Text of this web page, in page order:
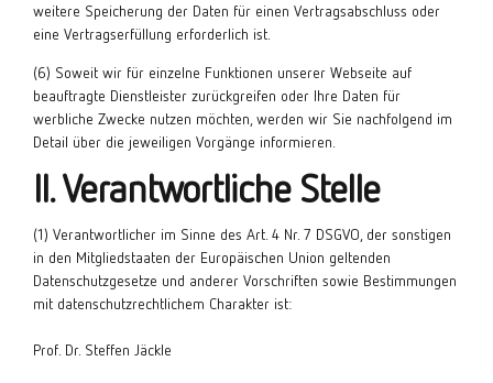
weitere Speicherung der Daten für einen Vertragsabschluss oder
eine Vertragserfüllung erforderlich ist.
(6) Soweit wir für einzelne Funktionen unserer Webseite auf
beauftragte Dienstleister zurückgreifen oder Ihre Daten für
werbliche Zwecke nutzen möchten, werden wir Sie nachfolgend im
Detail über die jeweiligen Vorgänge informieren.
II. Verantwortliche Stelle
(1) Verantwortlicher im Sinne des Art. 4 Nr. 7 DSGVO, der sonstigen
in den Mitgliedstaaten der Europäischen Union geltenden
Datenschutzgesetze und anderer Vorschriften sowie Bestimmungen
mit datenschutzrechtlichem Charakter ist:
Prof. Dr. Steffen Jäckle